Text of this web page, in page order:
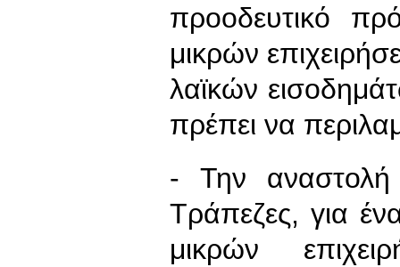
προοδευτικό
μικρών
λαϊκών
πρέπει να
- Την
Τράπεζες, για
μικρών